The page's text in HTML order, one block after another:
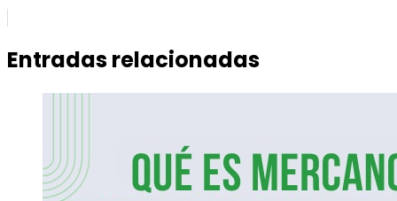
Entradas relacionadas